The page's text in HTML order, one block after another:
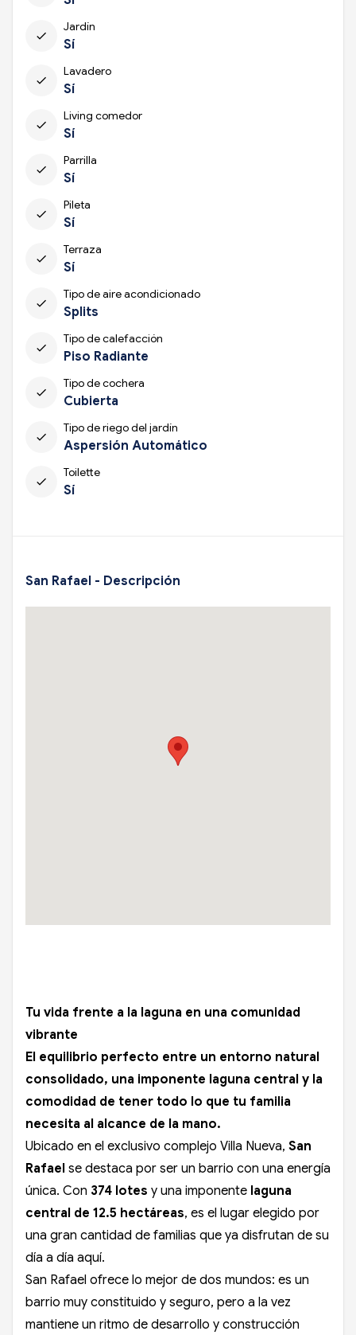
check
Jardín
Sí
check
Lavadero
Sí
check
Living comedor
Sí
check
Parrilla
Sí
check
Pileta
Sí
check
Terraza
Sí
check
Tipo de aire acondicionado
Splits
check
Tipo de calefacción
Piso Radiante
check
Tipo de cochera
Cubierta
check
Tipo de riego del jardín
Aspersión Automático
check
Toilette
Sí
San Rafael - Descripción
Tu vida frente a la laguna en una comunidad
vibrante
El equilibrio perfecto entre un entorno natural
consolidado, una imponente laguna central y la
comodidad de tener todo lo que tu familia
necesita al alcance de la mano.
Ubicado en el exclusivo complejo Villa Nueva, San
Rafael se destaca por ser un barrio con una energía
única. Con 374 lotes y una imponente laguna
central de 12.5 hectáreas, es el lugar elegido por
una gran cantidad de familias que ya disfrutan de su
día a día aquí.
San Rafael ofrece lo mejor de dos mundos: es un
barrio muy constituido y seguro, pero a la vez
mantiene un ritmo de desarrollo y construcción